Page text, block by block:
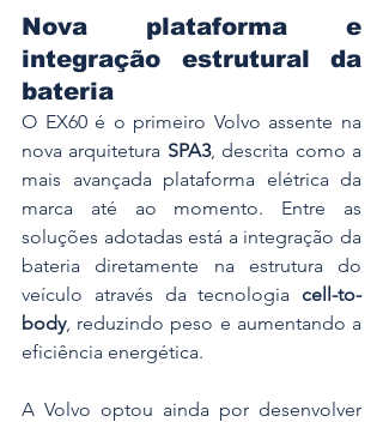
Nova plataforma e
integração estrutural da
bateria
O EX60 é o primeiro Volvo assente na
nova arquitetura SPA3, descrita como a
mais avançada plataforma elétrica da
marca até ao momento. Entre as
soluções adotadas está a integração da
bateria diretamente na estrutura do
veículo através da tecnologia cell-to-
body, reduzindo peso e aumentando a
eficiência energética.
A Volvo optou ainda por desenvolver